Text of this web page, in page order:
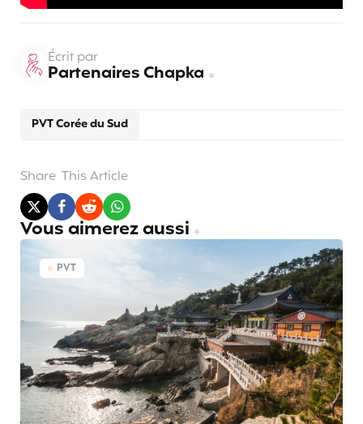
PVT Corée du Sud
Écrit par
Partenaires Chapka
Share This Article
Vous aimerez aussi
PVT